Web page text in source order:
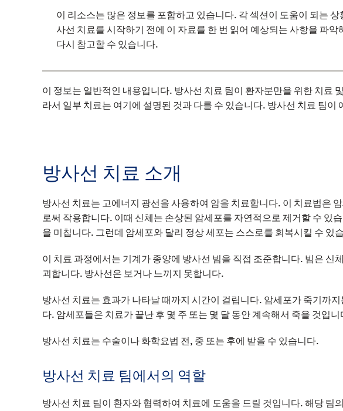
이 리소스는 많은 정보를 포함하고 있습니다. 각 섹션이 도움이 되는
사선 치료를 시작하기 전에 이 자료를 한 번 읽어 예상되는 사항을 파
다시 참고할 수 있습니다.
이 정보는 일반적인 내용입니다. 방사선 치료 팀이 환자분만을 위한 치료
라서 일부 치료는 여기에 설명된 것과 다를 수 있습니다. 방사선 치료 팀이
방사선 치료 소개
방사선 치료는 고에너지 광선을 사용하여 암을 치료합니다. 이 치료법은
로써 작용합니다. 이때 신체는 손상된 암세포를 자연적으로 제거할 수 있
을 미칩니다. 그런데 암세포와 달리 정상 세포는 스스로를 회복시킬 수 있
이 치료 과정에서는 기계가 종양에 방사선 빔을 직접 조준합니다. 빔은 신
괴합니다. 방사선은 보거나 느끼지 못합니다.
방사선 치료는 효과가 나타날 때까지 시간이 걸립니다. 암세포가 죽기까
다. 암세포들은 치료가 끝난 후 몇 주 또는 몇 달 동안 계속해서 죽을 것입니
방사선 치료는 수술이나 화학요법 전, 중 또는 후에 받을 수 있습니다.
방사선 치료 팀에서의 역할
방사선 치료 팀이 환자와 협력하여 치료에 도움을 드릴 것입니다. 해당 팀